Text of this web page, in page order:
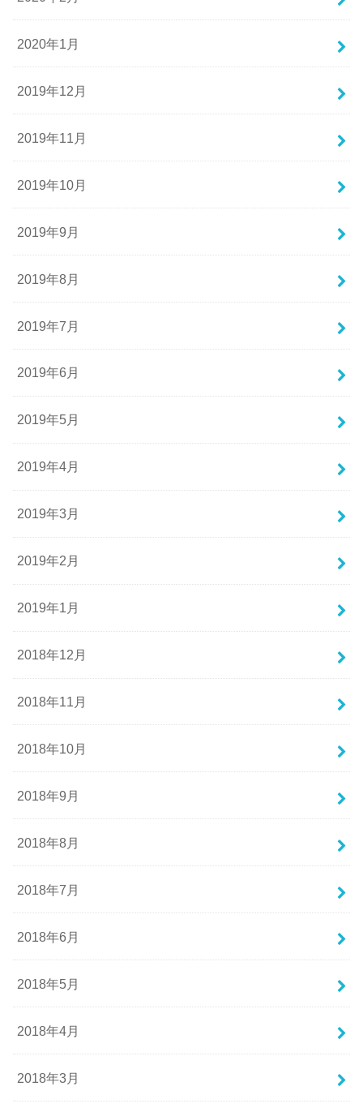
2020年1月
2019年12月
2019年11月
2019年10月
2019年9月
2019年8月
2019年7月
2019年6月
2019年5月
2019年4月
2019年3月
2019年2月
2019年1月
2018年12月
2018年11月
2018年10月
2018年9月
2018年8月
2018年7月
2018年6月
2018年5月
2018年4月
2018年3月